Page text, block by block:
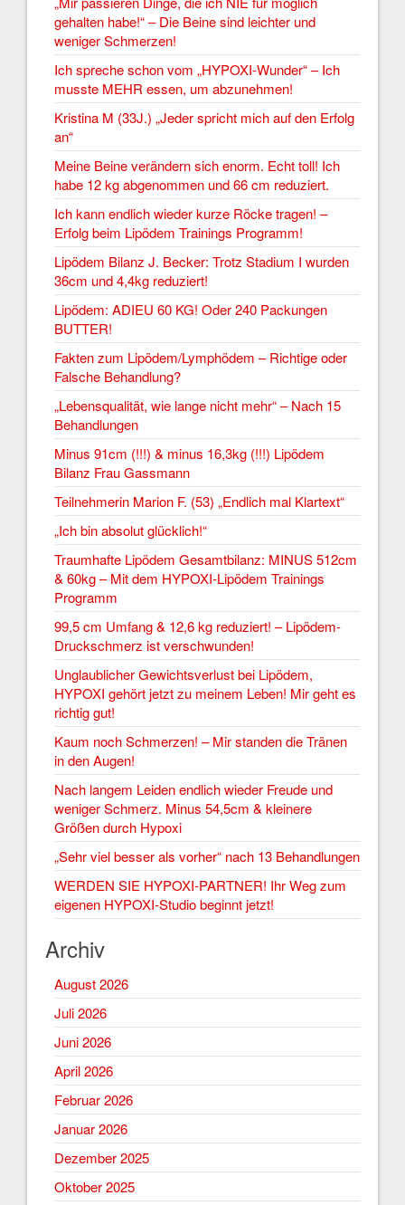
gehalten habe!“ – Die Beine sind leichter und
weniger Schmerzen!
Ich spreche schon vom „HYPOXI-Wunder“ – Ich
musste MEHR essen, um abzunehmen!
Kristina M (33J.) „Jeder spricht mich auf den Erfolg
an“
Meine Beine verändern sich enorm. Echt toll! Ich
habe 12 kg abgenommen und 66 cm reduziert.
Ich kann endlich wieder kurze Röcke tragen! –
Erfolg beim Lipödem Trainings Programm!
Lipödem Bilanz J. Becker: Trotz Stadium I wurden
36cm und 4,4kg reduziert!
Lipödem: ADIEU 60 KG! Oder 240 Packungen
BUTTER!
Fakten zum Lipödem/Lymphödem – Richtige oder
Falsche Behandlung?
„Lebensqualität, wie lange nicht mehr“ – Nach 15
Behandlungen
Minus 91cm (!!!) & minus 16,3kg (!!!) Lipödem
Bilanz Frau Gassmann
Teilnehmerin Marion F. (53) „Endlich mal Klartext“
„Ich bin absolut glücklich!“
Traumhafte Lipödem Gesamtbilanz: MINUS 512cm
& 60kg – Mit dem HYPOXI-Lipödem Trainings
Programm
99,5 cm Umfang & 12,6 kg reduziert! – Lipödem-
Druckschmerz ist verschwunden!
Unglaublicher Gewichtsverlust bei Lipödem,
HYPOXI gehört jetzt zu meinem Leben! Mir geht es
richtig gut!
Kaum noch Schmerzen! – Mir standen die Tränen
in den Augen!
Nach langem Leiden endlich wieder Freude und
weniger Schmerz. Minus 54,5cm & kleinere
Größen durch Hypoxi
„Sehr viel besser als vorher“ nach 13 Behandlungen
WERDEN SIE HYPOXI-PARTNER! Ihr Weg zum
eigenen HYPOXI-Studio beginnt jetzt!
Archiv
August 2026
Juli 2026
Juni 2026
April 2026
Februar 2026
Januar 2026
Dezember 2025
Oktober 2025